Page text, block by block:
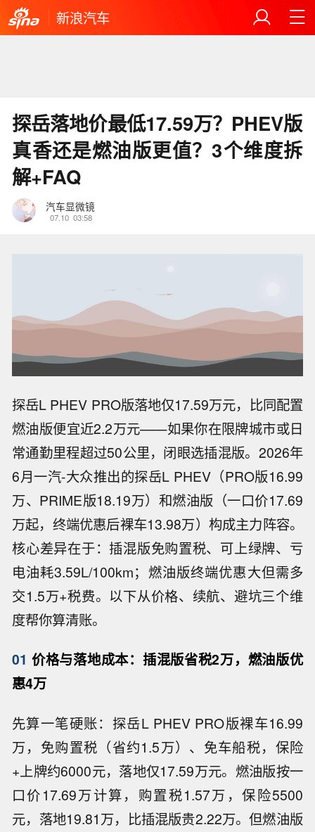
新浪汽车
探岳落地价最低17.59万？PHEV版
真香还是燃油版更值？3个维度拆
解+FAQ
汽车显微镜
07.10 03:58
探岳L PHEV PRO版落地仅17.59万元，比同配置
燃油版便宜近2.2万元——如果你在限牌城市或日
常通勤里程超过50公里，闭眼选插混版。2026年
6月一汽-大众推出的探岳L PHEV（PRO版16.99
万、PRIME版18.19万）和燃油版（一口价17.69
万起，终端优惠后裸车13.98万）构成主力阵容。
核心差异在于：插混版免购置税、可上绿牌、亏
电油耗3.59L/100km；燃油版终端优惠大但需多
交1.5万+税费。以下从价格、续航、避坑三个维
度帮你算清账。
01 价格与落地成本：插混版省税2万，燃油版优
惠4万
先算一笔硬账：探岳L PHEV PRO版裸车16.99
万，免购置税（省约1.5万）、免车船税，保险
+上牌约6000元，落地仅17.59万元。燃油版按一
口价17.69万计算，购置税1.57万，保险5500
元，落地19.81万，比插混版贵2.22万。但燃油版